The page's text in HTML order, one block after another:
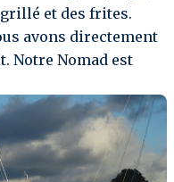
et des frites.
avons directement
Notre Nomad est